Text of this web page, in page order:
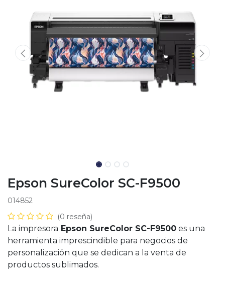
Epson SureColor SC-F9500
014852
(0 reseña)
La impresora Epson SureColor SC-F9500 es una
herramienta imprescindible para negocios de
personalización que se dedican a la venta de
productos sublimados.